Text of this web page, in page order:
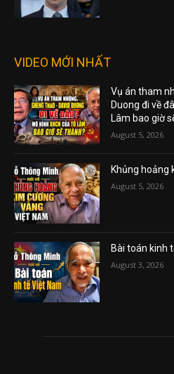
VIDEO MỚI NHẤT
Vụ án tham
Duong đi về
Lâm bao giờ
August 5, 2026
Khủng hoảng
August 5, 2026
Bài toán kinh
August 3, 2026